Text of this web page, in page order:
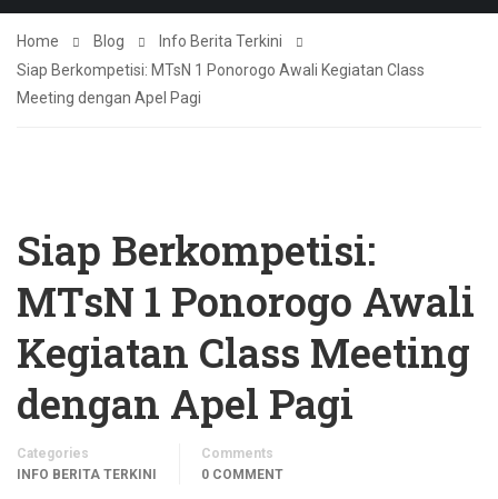
Home Blog
Info Berita Terkini
Siap Berkompetisi: MTsN 1 Ponorogo Awali Kegiatan Class
Meeting dengan Apel Pagi
Siap Berkompetisi:
MTsN 1 Ponorogo Awali
Kegiatan Class Meeting
dengan Apel Pagi
Categories
INFO BERITA TERKINI
Comments
0 COMMENT